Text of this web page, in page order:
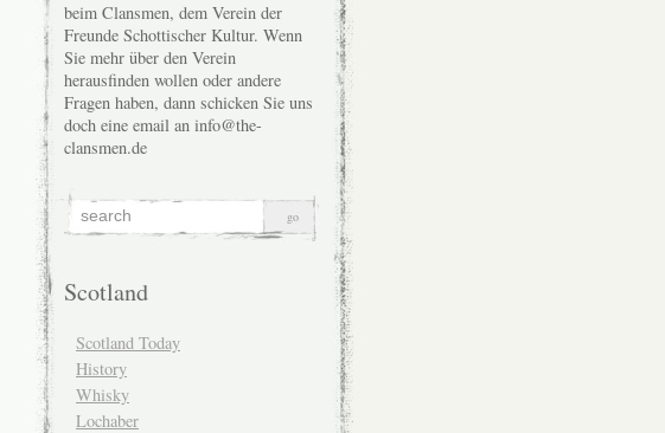
beim Clansmen, dem Verein der
Freunde Schottischer Kultur. Wenn
Sie mehr über den Verein
herausfinden wollen oder andere
Fragen haben, dann schicken Sie uns
doch eine email an info@the-
clansmen.de
Scotland
Scotland Today
History
Whisky
Lochaber